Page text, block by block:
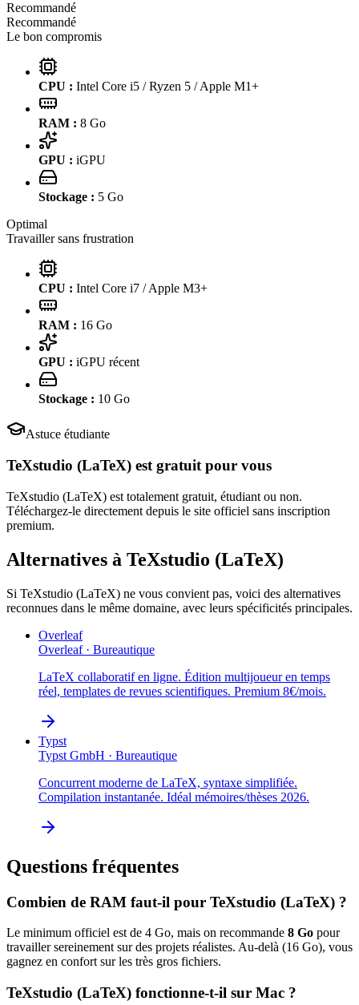
Recommandé
Recommandé
Le bon compromis
CPU : Intel Core i5 / Ryzen 5 / Apple M1+
RAM : 8 Go
GPU : iGPU
Stockage : 5 Go
Optimal
Travailler sans frustration
CPU : Intel Core i7 / Apple M3+
RAM : 16 Go
GPU : iGPU récent
Stockage : 10 Go
Astuce étudiante
TeXstudio (LaTeX) est gratuit pour vous
TeXstudio (LaTeX) est totalement gratuit, étudiant ou non.
Téléchargez-le directement depuis le site officiel sans inscription
premium.
Alternatives à TeXstudio (LaTeX)
Si TeXstudio (LaTeX) ne vous convient pas, voici des alternatives
reconnues dans le même domaine, avec leurs spécificités principales.
Overleaf
Overleaf· Bureautique
LaTeX collaboratif en ligne. Édition multijoueur en temps
réel, templates de revues scientifiques. Premium 8€/mois.
Typst
Typst GmbH · Bureautique
Concurrent moderne de LaTeX, syntaxe simplifiée.
Compilation instantanée. Idéal mémoires/thèses 2026.
Questions fréquentes
Combien de RAM faut-il pour TeXstudio (LaTeX) ?
Le minimum officiel est de 4 Go, mais on recommande 8 Go pour
travailler sereinement sur des projets réalistes. Au-delà (16 Go), vous
gagnez en confort sur les très gros fichiers.
TeXstudio (LaTeX) fonctionne-t-il sur Mac ?